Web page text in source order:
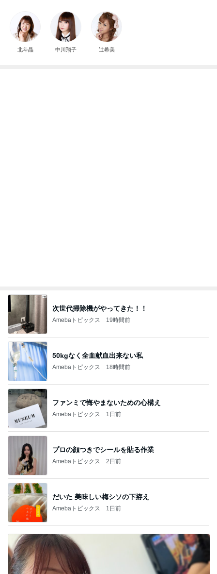
北斗晶 中川翔子 辻希美
次世代掃除機がやってきた！！
Amebaトピックス 19時間前
50kgなく全血献血出来ない私
Amebaトピックス 18時間前
ファンミで悔やまないための心構え
Amebaトピックス 1日前
プロの顔つきでシールを貼る作業
Amebaトピックス 2日前
だいた 美味しい梅シソの下拵え
Amebaトピックス 1日前